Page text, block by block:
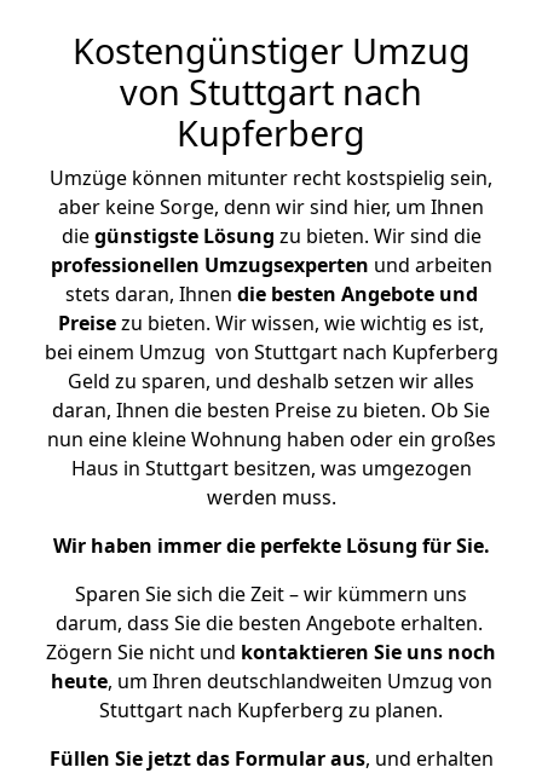
Kostengünstiger Umzug
von Stuttgart nach
Kupferberg
Umzüge können mitunter recht kostspielig sein,
aber keine Sorge, denn wir sind hier, um Ihnen
diegünstigste Lösung zu bieten. Wir sind die
professionellen Umzugsexperten und arbeiten
stets daran, Ihnen die besten Angebote und
Preisezu bieten. Wir wissen, wie wichtig es ist,
bei einem Umzug von Stuttgart nach Kupferberg
Geld zu sparen, und deshalb setzen wir alles
daran, Ihnen die besten Preise zu bieten. Ob Sie
nun eine kleine Wohnung haben oder ein großes
Haus in Stuttgart besitzen, was umgezogen
werden muss.
Wir haben immer die perfekte Lösung für Sie.
Sparen Sie sich die Zeit – wir kümmern uns
darum, dass Sie die besten Angebote erhalten.
Zögern Sie nicht und kontaktieren Sie uns noch
heute, um Ihren deutschlandweiten Umzug von
Stuttgart nach Kupferberg zu planen.
Füllen Sie jetzt das Formular aus, und erhalten